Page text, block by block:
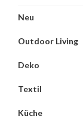
Neu
Outdoor Living
Deko
Textil
Küche